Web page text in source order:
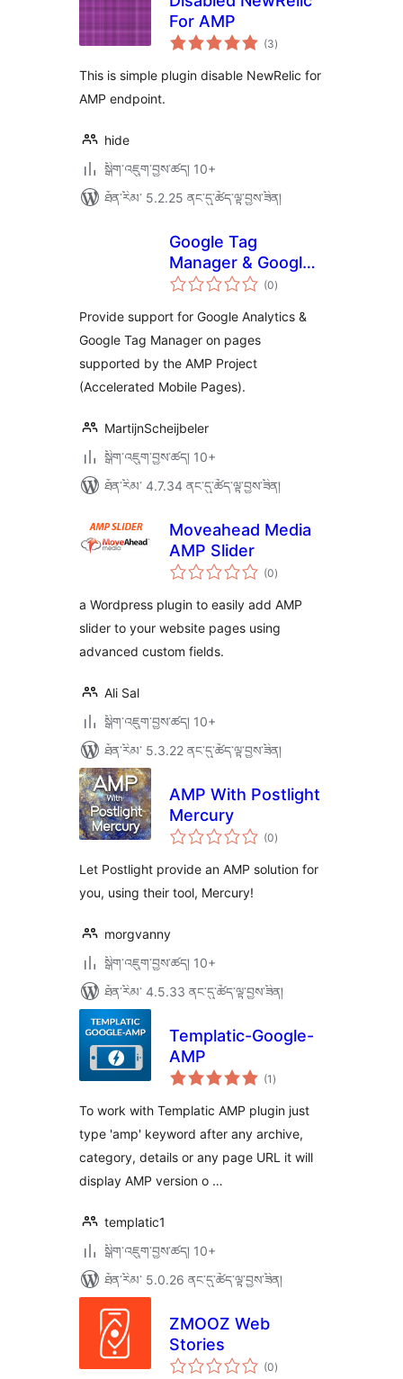
For AMP
(3གདེང་
འཇོག་
ཚང་།
)
This is simple plugin disable NewRelic for
AMP endpoint.
hide
སྒྲིག་འཇུག་བྱས་ཚད། 10+
ཐོན་རིམ་ 5.2.25 ནང་དུ་ཚོད་ལྟ་བྱས་ཟིན།
Google Tag
Manager & Google
Analytics for AMP
(0གདེང་
འཇོག་
ཚང་།
)
Provide support for Google Analytics &
Google Tag Manager on pages
supported by the AMP Project
(Accelerated Mobile Pages).
MartijnScheijbeler
སྒྲིག་འཇུག་བྱས་ཚད། 10+
ཐོན་རིམ་ 4.7.34 ནང་དུ་ཚོད་ལྟ་བྱས་ཟིན།
Moveahead Media
AMP Slider
(0གདེང་
འཇོག་
ཚང་།
)
a Wordpress plugin to easily add AMP
slider to your website pages using
advanced custom fields.
Ali Sal
སྒྲིག་འཇུག་བྱས་ཚད། 10+
ཐོན་རིམ་ 5.3.22 ནང་དུ་ཚོད་ལྟ་བྱས་ཟིན།
AMP With Postlight
Mercury
(0གདེང་
འཇོག་
ཚང་།
)
Let Postlight provide an AMP solution for
you, using their tool, Mercury!
morgvanny
སྒྲིག་འཇུག་བྱས་ཚད། 10+
ཐོན་རིམ་ 4.5.33 ནང་དུ་ཚོད་ལྟ་བྱས་ཟིན།
Templatic-Google-
AMP
(1 གདེང་
འཇོག་
ཚང་།
)
To work with Templatic AMP plugin just
type 'amp' keyword after any archive,
category, details or any page URL it will
display AMP version o …
templatic1
སྒྲིག་འཇུག་བྱས་ཚད། 10+
ཐོན་རིམ་ 5.0.26 ནང་དུ་ཚོད་ལྟ་བྱས་ཟིན།
ZMOOZ Web
Stories
(0གདེང་
འཇོག་
)